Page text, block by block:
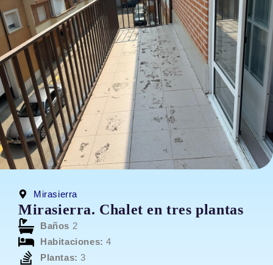
Mirasierra
Mirasierra. Chalet en tres plantas
Baños 2
Habitaciones: 4
Plantas: 3